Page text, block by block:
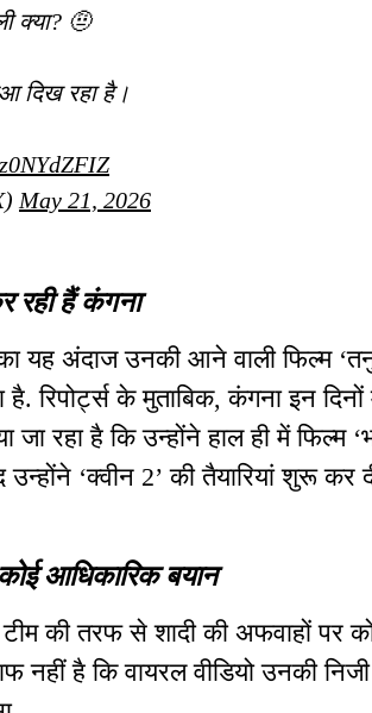
क्या? 🤨
दिख रहा है।
May 21, 2026
रही हैं कंगना
यह अंदाज उनकी आने वाली फिल्म
रिपोर्ट्स के मुताबिक, कंगना इन
रहा है कि उन्होंने हाल ही में फिल्म
‘क्वीन 2’ की तैयारियां शुरू कर
आधिकारिक बयान
की तरफ से शादी की अफवाहों पर
है कि वायरल वीडियो उनकी